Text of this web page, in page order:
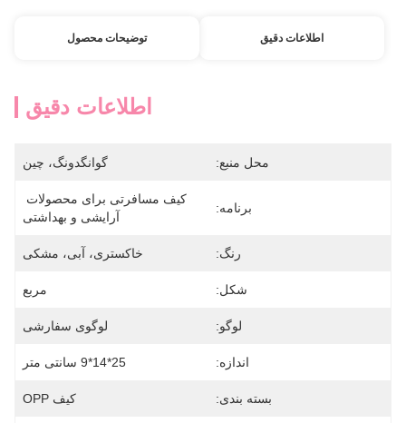
اطلاعات دقیق توضیحات محصول
اطلاعات دقیق
محل منبع: گوانگدونگ، چین
برنامه:
آرایشی و بهداشتی
رنگ: خاکستری، آبی، مشکی
شکل: مربع
لوگو: لوگوی سفارشی
اندازه: 25*14*9 سانتی متر
بسته بندی: کیف OPP